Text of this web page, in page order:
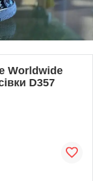
Worldwide
D357